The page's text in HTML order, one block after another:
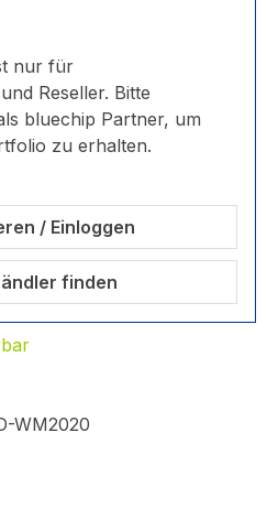
nur für
Reseller. Bitte
bluechip Partner, um
zu erhalten.
/ Einloggen
finden
WM2020